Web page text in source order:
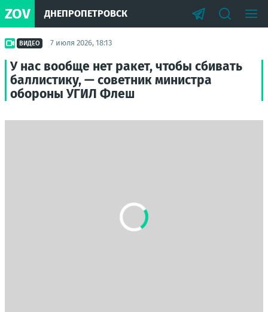
ZOV ДНЕПРОПЕТРОВСК
ВИДЕО 7 июля 2026, 18:13
У нас вообще нет ракет, чтобы сбивать
баллистику, — советник министра
обороны УГИЛ Флеш